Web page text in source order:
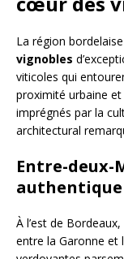
La région
vignobles
viticoles qui
proximité urbaine
imprégnés par la
architectural
Entre-deux-
À l’est de
entre la Garonne et